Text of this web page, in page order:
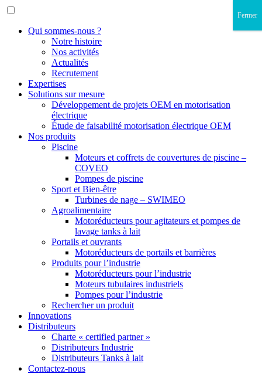
Qui sommes-nous ?
Notre histoire
Nos activités
Actualités
Recrutement
Expertises
Solutions sur mesure
Développement de projets OEM en motorisation
électrique
Étude de faisabilité motorisation électrique OEM
Nos produits
Piscine
Moteurs et coffrets de couvertures de piscine –
COVEO
Pompes de piscine
Sport et Bien-être
Turbines de nage – SWIMEO
Agroalimentaire
Motoréducteurs pour agitateurs et pompes de
lavage tanks à lait
Portails et ouvrants
Motoréducteurs de portails et barrières
Produits pour l’industrie
Motoréducteurs pour l’industrie
Moteurs tubulaires industriels
Pompes pour l’industrie
Rechercher un produit
Innovations
Distributeurs
Charte « certified partner »
Distributeurs Industrie
Distributeurs Tanks à lait
Contactez-nous
Fermer